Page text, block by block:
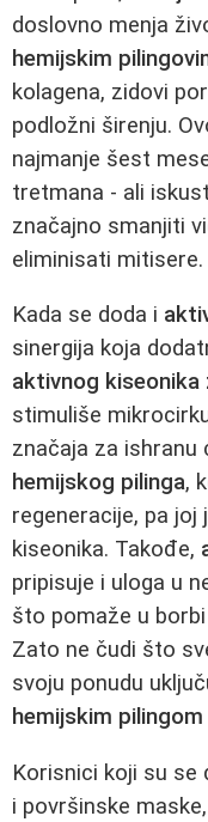
doslovno menja
hemijskim
kolagena, zidovi
podložni širenju.
najmanje šest
tretmana - ali
značajno smanjiti
eliminisati mitisere.
Kada se doda i
sinergija koja
aktivnog kiseonika
stimuliše
značaja za ishranu
hemijskog pilinga,
regeneracije, pa
kiseonika. Takođe,
pripisuje i uloga u
što pomaže u
Zato ne čudi što
svoju ponudu
hemijskim pilingom
Korisnici koji su se
i površinske